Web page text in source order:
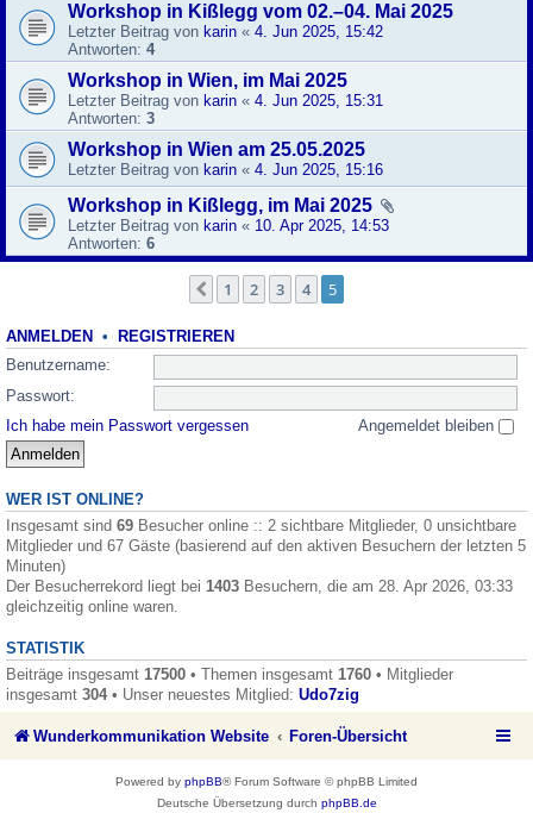
Workshop in Kißlegg vom 02.–04. Mai 2025
Letzter Beitrag von karin « 4. Jun 2025, 15:42
Antworten: 4
Workshop in Wien, im Mai 2025
Letzter Beitrag von karin « 4. Jun 2025, 15:31
Antworten: 3
Workshop in Wien am 25.05.2025
Letzter Beitrag von karin « 4. Jun 2025, 15:16
Workshop in Kißlegg, im Mai 2025
Letzter Beitrag von karin « 10. Apr 2025, 14:53
Antworten: 6
Vorherige
1 2 3 4 5
ANMELDEN • REGISTRIEREN
Benutzername:
Passwort:
Ich habe mein Passwort vergessen
Angemeldet bleiben
WER IST ONLINE?
Insgesamt sind 69 Besucher online :: 2 sichtbare Mitglieder, 0 unsichtbare
Mitglieder und 67 Gäste (basierend auf den aktiven Besuchern der letzten 5
Minuten)
Der Besucherrekord liegt bei 1403 Besuchern, die am 28. Apr 2026, 03:33
gleichzeitig online waren.
STATISTIK
Beiträge insgesamt 17500 • Themen insgesamt 1760 • Mitglieder
insgesamt 304• Unser neuestes Mitglied: Udo7zig
Wunderkommunikation Website Foren-Übersicht
Powered by phpBB® Forum Software © phpBB Limited
Deutsche Übersetzung durch phpBB.de